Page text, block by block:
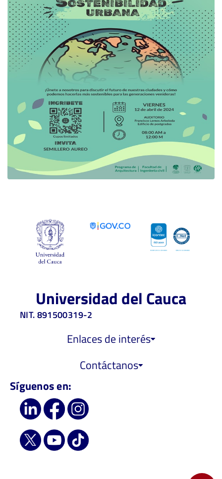
Universidad del Cauca
NIT. 891500319-2
Enlaces de interés
Contáctanos
Síguenos en: